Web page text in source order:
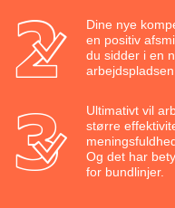
Dine nye
en positiv
du sidder i en
Ultimativt vil
større
Og det har
for bundlinjer.